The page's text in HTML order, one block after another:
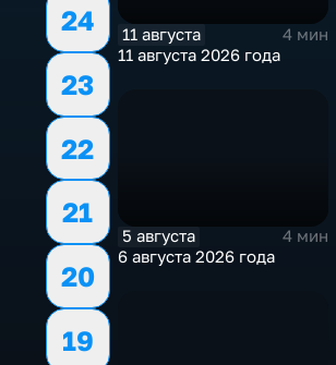
24
23
22
21
20
19
11 августа
4 мин
11 августа 2026 года
5 августа
4 мин
6 августа 2026 года